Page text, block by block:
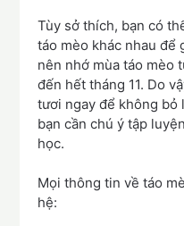
Tùy sở thích, bạn có
táo mèo khác nhau để
nên nhớ mùa táo mèo
đến hết tháng 11. Do
tươi ngay để không bỏ
bạn cần chú ý tập
học.
Mọi thông tin về táo
hệ: